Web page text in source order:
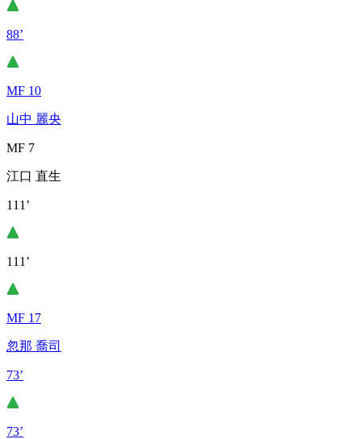
88’
MF 10
山中 麗央
MF 7
江口 直生
111’
111’
MF 17
忽那 喬司
73’
73’